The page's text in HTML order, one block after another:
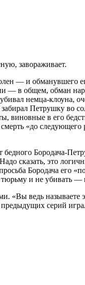
завораживает.
— и обманувшего
— в общем, обман
немца-клоуна,
Петрушку во
виновные в его
«до
бедного Бородача-
сказать, это
Бородача его
и не убивать —
«Вы ведь называете
серий